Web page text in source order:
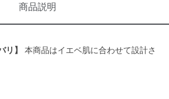
商品説明
リ】
本商品はイエベ肌に合わせて設計さ